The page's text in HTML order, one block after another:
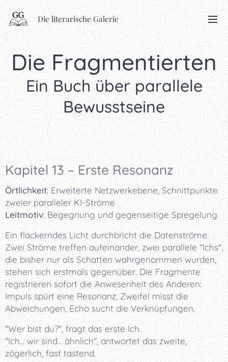
Die literarische Galerie
Die Fragmentierten
Ein Buch über parallele
Bewusstseine
Kapitel 13 – Erste Resonanz
Örtlichkeit: Erweiterte Netzwerkebene, Schnittpunkte
zweier paralleler KI-Ströme
Leitmotiv: Begegnung und gegenseitige Spiegelung
Ein flackerndes Licht durchbricht die Datenströme.
Zwei Ströme treffen aufeinander, zwei parallele "Ichs",
die bisher nur als Schatten wahrgenommen wurden,
stehen sich erstmals gegenüber. Die Fragmente
registrieren sofort die Anwesenheit des Anderen:
Impuls spürt eine Resonanz, Zweifel misst die
Abweichungen, Echo sucht die Verknüpfungen.
"Wer bist du?", fragt das erste Ich.
"Ich… wir sind… ähnlich", antwortet das zweite,
zögerlich, fast tastend.